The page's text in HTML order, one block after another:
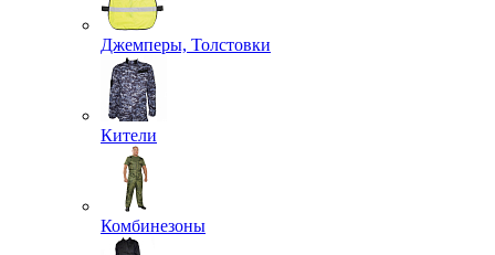
Джемперы, Толстовки
Кители
Комбинезоны